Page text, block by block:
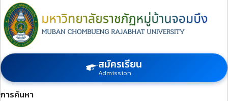
สมัครเรียน
Admission
การค้นหา